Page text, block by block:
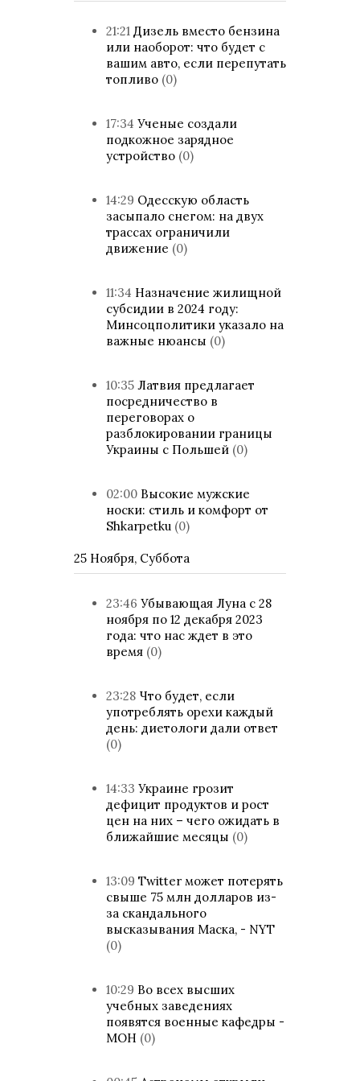
21:21 Дизель вместо бензина
или наоборот: что будет с
вашим авто, если перепутать
топливо (0)
17:34 Ученые создали
подкожное зарядное
устройство (0)
14:29 Одесскую область
засыпало снегом: на двух
трассах ограничили
движение (0)
11:34 Назначение жилищной
субсидии в 2024 году:
Минсоцполитики указало на
важные нюансы (0)
10:35 Латвия предлагает
посредничество в
переговорах о
разблокировании границы
Украины с Польшей (0)
02:00 Высокие мужские
носки: стиль и комфорт от
Shkarpetku (0)
25 Ноября, Суббота
23:46 Убывающая Луна с 28
ноября по 12 декабря 2023
года: что нас ждет в это
время (0)
23:28 Что будет, если
употреблять орехи каждый
день: диетологи дали ответ
(0)
14:33 Украине грозит
дефицит продуктов и рост
цен на них – чего ожидать в
ближайшие месяцы (0)
13:09 Twitter может потерять
свыше 75 млн долларов из-
за скандального
высказывания Маска, - NYT
(0)
10:29 Во всех высших
учебных заведениях
появятся военные кафедры -
МОН (0)